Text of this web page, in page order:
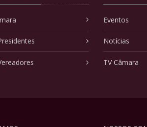
Eventos
Notícias
TV Câmara